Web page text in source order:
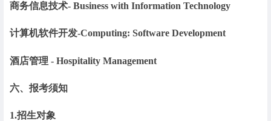
商务信息技术- Business with Information Technology
计算机软件开发-Computing: Software Development
酒店管理 - Hospitality Management
六、报考须知
1.招生对象